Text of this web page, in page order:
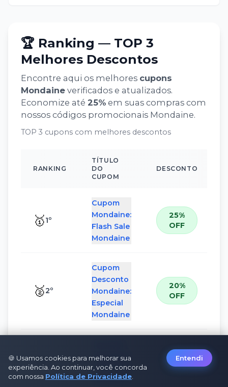
🏆 Ranking — TOP 3
Melhores Descontos
Encontre aqui os melhores cupons
Mondaineverificados e atualizados.
Economize até 25%em suas compras com
nossos códigos promocionais Mondaine.
TOP 3 cupons com melhores descontos
RANKING
TÍTULO
DO
CUPOM
DESCONTO
🥇1º
Cupom
Mondaine:
Flash Sale
Mondaine
25%
OFF
🥈2º
Cupom
Desconto
Mondaine:
Especial
Mondaine
20%
OFF
🥉3º
Mondaine:
Fidelidade
Mondaine
18%
OFF
🍪 Usamos cookies para melhorar sua
experiência. Ao continuar, você concorda
com nossa Política de Privacidade
Entendi